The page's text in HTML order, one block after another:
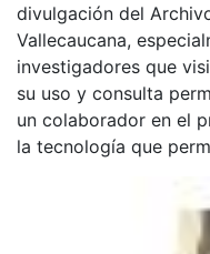
divulgación del
Vallecaucana,
investigadores que
su uso y consulta
un colaborador en el
la tecnología que